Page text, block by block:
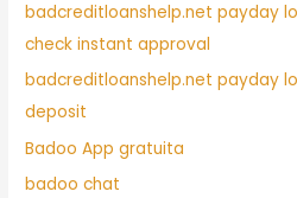
badcreditloanshelp.net payday
check instant approval
badcreditloanshelp.net payday
deposit
Badoo App gratuita
badoo chat